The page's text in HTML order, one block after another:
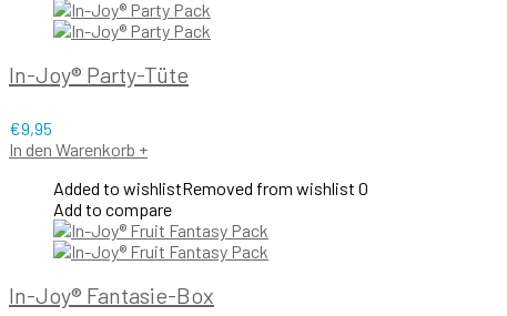
In-Joy® Party-Tüte
€9,95
In den Warenkorb +
Added to wishlistRemoved from wishlist 0
Add to compare
In-Joy® Fantasie-Box